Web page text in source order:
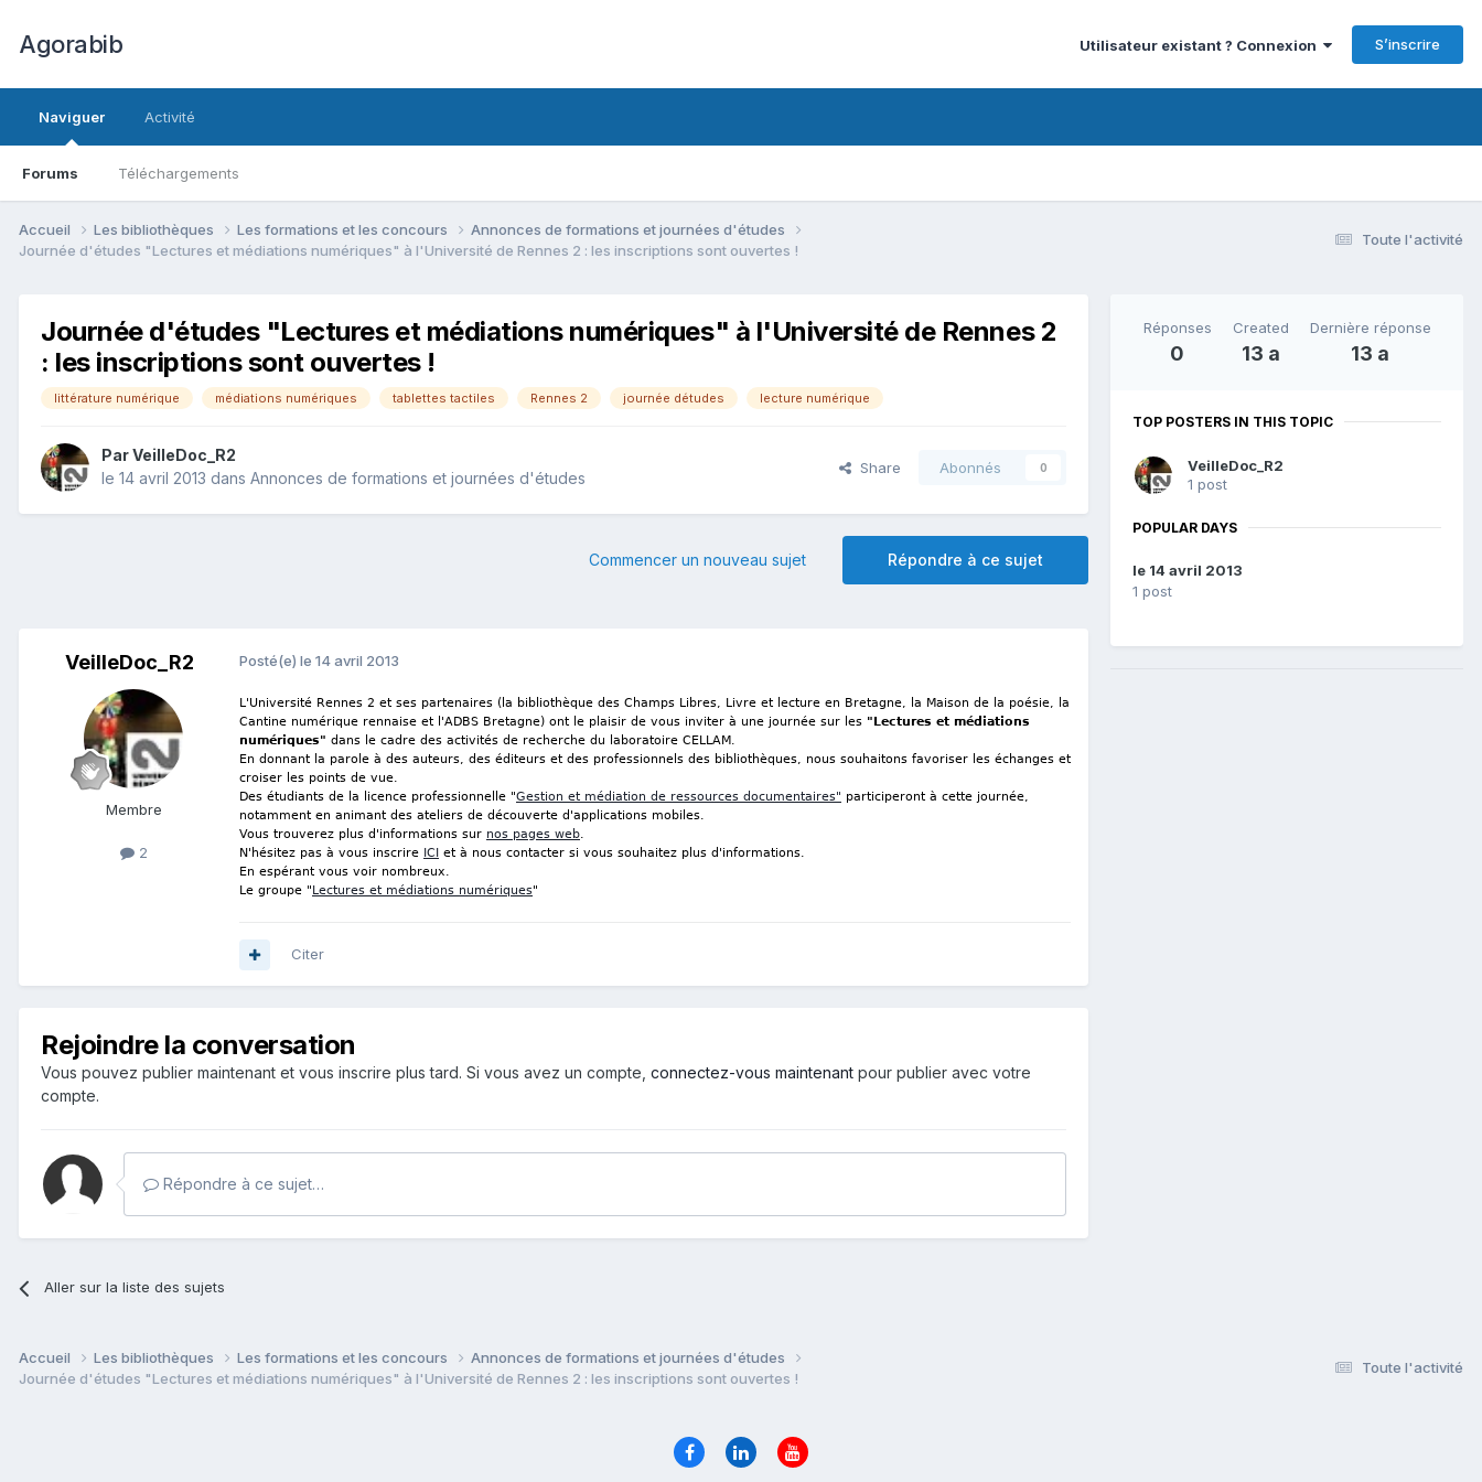
Agorabib Utilisateur existant ? Connexion S’inscrire
Naviguer
Forums Téléchargements
Activité
Toute l'activité
Accueil Les bibliothèques Les formations et les concours
Annonces de formations et journées d'études
Journée d'études "Lectures et médiations numériques" à l'Université de Rennes 2 : les inscriptions sont ouvertes !
Journée d'études "Lectures et médiations numériques" à l'Université de Rennes 2
: les inscriptions sont ouvertes !
littérature numérique médiations numériques tablettes tactiles Rennes 2 journée détudes lecture numérique
Par VeilleDoc_R2
le 14 avril 2013 dans Annonces de formations et journées d'études
Share Abonnés 0
Répondre à ce sujet
Commencer un nouveau sujet
VeilleDoc_R2
Membre
2
Posté(e) le 14 avril 2013
L'Université Rennes 2 et ses partenaires (la bibliothèque des Champs Libres, Livre et lecture en Bretagne, la Maison de la poésie, la
Cantine numérique rennaise et l'ADBS Bretagne) ont le plaisir de vous inviter à une journée sur les "Lectures et médiations
numériques" dans le cadre des activités de recherche du laboratoire CELLAM.
En donnant la parole à des auteurs, des éditeurs et des professionnels des bibliothèques, nous souhaitons favoriser les échanges et
croiser les points de vue.
Des étudiants de la licence professionnelle "Gestion et médiation de ressources documentaires" participeront à cette journée,
notamment en animant des ateliers de découverte d'applications mobiles.
Vous trouverez plus d'informations sur nos pages web.
N'hésitez pas à vous inscrire ICI
et à nous contacter si vous souhaitez plus d'informations.
En espérant vous voir nombreux.
Le groupe " Lectures et médiations numériques"
Citer
Rejoindre la conversation
Vous pouvez publier maintenant et vous inscrire plus tard. Si vous avez un compte, connectez-vous maintenant pour publier avec votre
compte.
Répondre à ce sujet…
Aller sur la liste des sujets
Réponses
0
Created
13 a
Dernière réponse
13 a
TOP POSTERS IN THIS TOPIC
VeilleDoc_R2
1 post
POPULAR DAYS
le 14 avril 2013
1 post
Toute l'activité
Accueil Les bibliothèques Les formations et les concours
Annonces de formations et journées d'études
Journée d'études "Lectures et médiations numériques" à l'Université de Rennes 2 : les inscriptions sont ouvertes !